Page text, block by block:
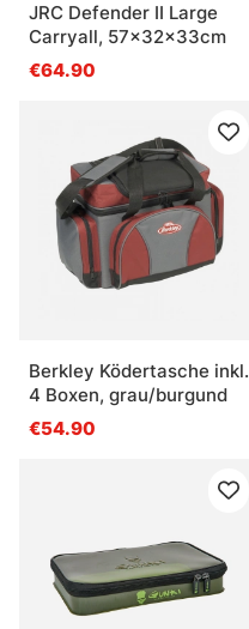
JRC Defender II Large
Carryall, 57x32x33cm
€64.90
Berkley Ködertasche inkl.
4 Boxen, grau/burgund
€54.90